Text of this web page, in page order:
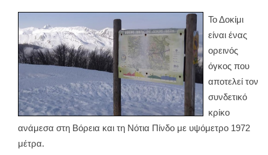
Το Δοκίμι
είναι ένας
ορεινός
όγκος που
αποτελεί τον
συνδετικό
κρίκο
ανάμεσα στη Βόρεια και τη Νότια Πίνδο με υψόμετρο 1972
μέτρα.